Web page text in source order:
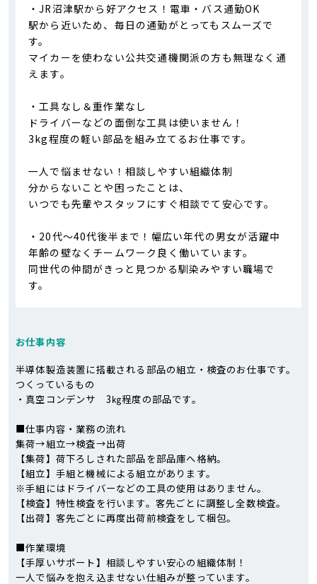
・JR沼津駅から好アクセス！電車・バス通勤OK
駅から近いため、毎日の通勤がとってもスムーズで
す。
マイカーを使わない公共交通機関派の方も無理なく通
えます。
・工具なし＆重作業なし
ドライバーなどの面倒な工具は使いません！
3kg程度の軽い部品を組み立てるお仕事です。
一人で悩ませない！相談しやすい組織体制
分からないことや困ったことは、
いつでも先輩やスタッフにすぐ相談でて安心です。
・20代〜40代後半まで！幅広い年代の男女が活躍中
年齢の壁なくチームワーク良く働いています。
同世代の仲間がきっと見つかる馴染みやすい職場で
す。
お仕事内容
半導体製造装置に搭載される部品の組立・検査のお仕事です。
つくっているもの
・真空コンデンサ 3㎏程度の部品です。
■仕事内容・業務の流れ
集荷→組立→検査→出荷
【集荷】荷下ろしされた部品を部品庫へ格納。
【組立】手組と機械による組立があります。
※手組にはドライバーなどの工具の使用はありません。
【検査】特性検査を行います。客先ごとに調整し全数検査。
【出荷】客先ごとに再度出荷前検査をして梱包。
■作業環境
【手厚いサポート】相談しやすい安心の組織体制！
一人で悩みを抱え込ませない仕組みが整っています。